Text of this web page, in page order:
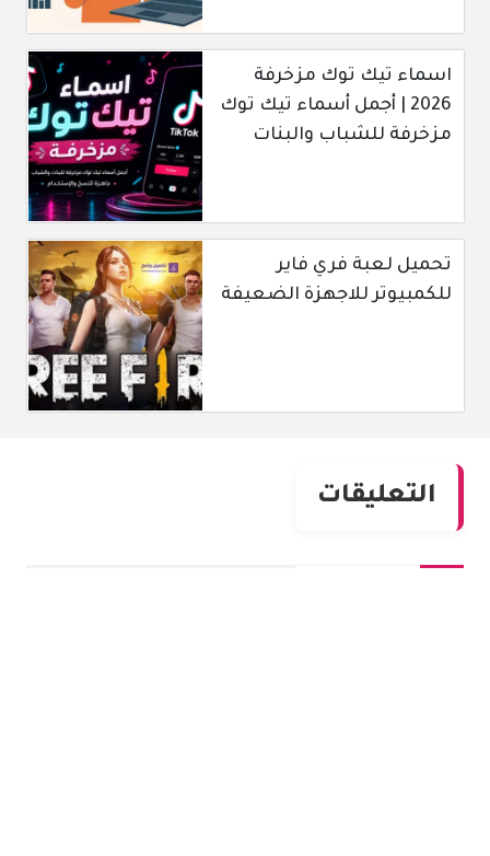
اسماء تيك توك مزخرفة
2026 | أجمل أسماء تيك توك
مزخرفة للشباب والبنات
تحميل لعبة فري فاير
للكمبيوتر للاجهزة الضعيفة
التعليقات